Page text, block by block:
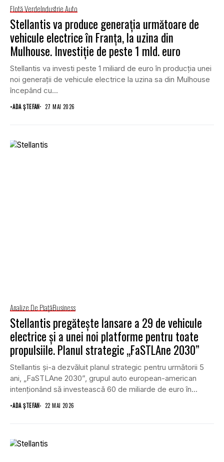
Flotă VerdeIndustrie Auto
Stellantis va produce generația următoare de
vehicule electrice în Franța, la uzina din
Mulhouse. Investiție de peste 1 mld. euro
Stellantis va investi peste 1 miliard de euro în producția unei
noi generații de vehicule electrice la uzina sa din Mulhouse
începând cu...
•ADA ȘTEFAN 27 MAI 2026
Analize De PiațăBusiness
Stellantis pregătește lansare a 29 de vehicule
electrice și a unei noi platforme pentru toate
propulsiile. Planul strategic „FaSTLAne 2030”
Stellantis și-a dezvăluit planul strategic pentru următorii 5
ani, „FaSTLAne 2030”, grupul auto european-american
intenționând să investească 60 de miliarde de euro în...
•ADA ȘTEFAN 22 MAI 2026